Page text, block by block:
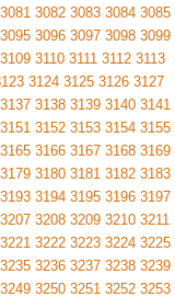
3081 3082 3083 3084 3085
3095 3096 3097 3098 3099
3109 3110 3111 3112 3113
3124 3125 3126 3127
3137 3138 3139 3140 3141
3151 3152 3153 3154 3155
3165 3166 3167 3168 3169
3179 3180 3181 3182 3183
3193 3194 3195 3196 3197
3207 3208 3209 3210 3211
3221 3222 3223 3224 3225
3235 3236 3237 3238 3239
3249 3250 3251 3252 3253